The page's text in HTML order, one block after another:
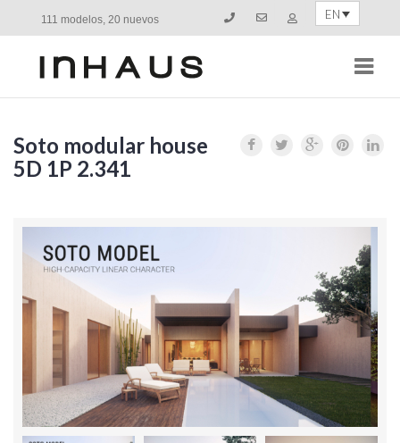
111 modelos, 20 nuevos EN
Soto modular house
5D 1P 2.341